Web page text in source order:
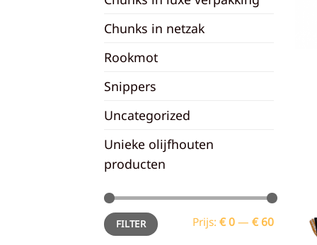
Chunks in netzak
Rookmot
Snippers
Uncategorized
Unieke olijfhouten
producten
Min.
prijs
Max.
prijsFILTER Prijs: € 0— € 60